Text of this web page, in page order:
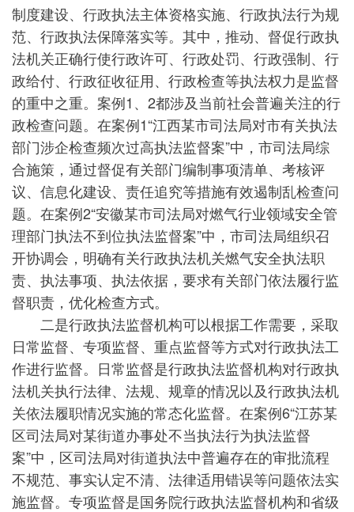
制度建设、行政执法主体资格实施、行政执法行为规
范、行政执法保障落实等。其中，推动、督促行政执
法机关正确行使行政许可、行政处罚、行政强制、行
政给付、行政征收征用、行政检查等执法权力是监督
的重中之重。案例1、2都涉及当前社会普遍关注的行
政检查问题。在案例1“江西某市司法局对市有关执法
部门涉企检查频次过高执法监督案”中，市司法局综
合施策，通过督促有关部门编制事项清单、考核评
议、信息化建设、责任追究等措施有效遏制乱检查问
题。在案例2“安徽某市司法局对燃气行业领域安全管
理部门执法不到位执法监督案”中，市司法局组织召
开协调会，明确有关行政执法机关燃气安全执法职
责、执法事项、执法依据，要求有关部门依法履行监
督职责，优化检查方式。
二是行政执法监督机构可以根据工作需要，采取
日常监督、专项监督、重点监督等方式对行政执法工
作进行监督。日常监督是行政执法监督机构对行政执
法机关执行法律、法规、规章的情况以及行政执法机
关依法履职情况实施的常态化监督。在案例6“江苏某
区司法局对某街道办事处不当执法行为执法监督
案”中，区司法局对街道执法中普遍存在的审批流程
不规范、事实认定不清、法律适用错误等问题依法实
施监督。专项监督是国务院行政执法监督机构和省级